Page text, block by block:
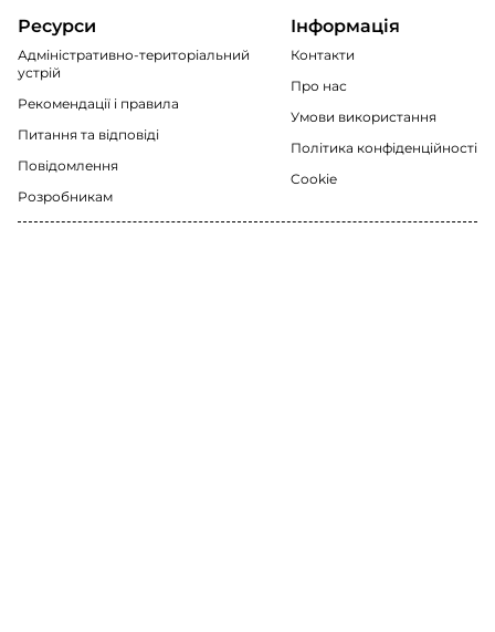
Ресурси
Адміністративно-територіальний
устрій
Рекомендації i правила
Питання та відповіді
Повідомлення
Розробникам
Інформація
Контакти
Про нас
Умови використання
Політика конфіденційності
Cookie